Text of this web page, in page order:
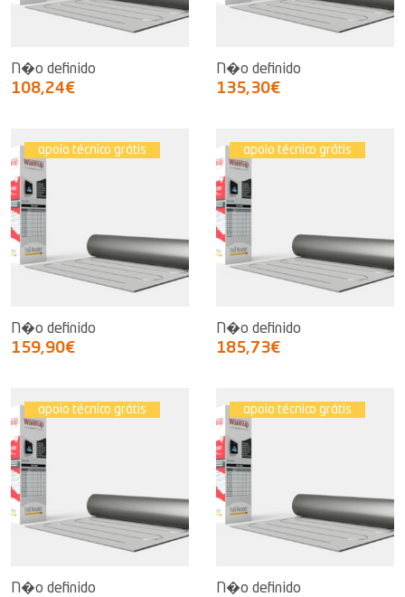
N�o definido
108,24€
N�o definido
135,30€
apoio técnico grátis
N�o definido
159,90€
apoio técnico grátis
N�o definido
185,73€
apoio técnico grátis
N�o definido
apoio técnico grátis
N�o definido